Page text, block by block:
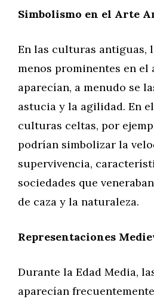
Simbolismo en el Arte
En las culturas antiguas,
menos prominentes en el
aparecían, a menudo se
astucia y la agilidad. En
culturas celtas, por
podrían simbolizar la
supervivencia,
sociedades que
de caza y la naturaleza.
Representaciones
Durante la Edad Media,
aparecían